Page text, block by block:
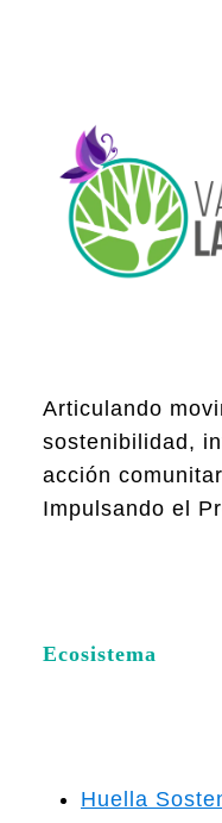
Articulando
sostenibilidad,
acción
Impulsando el
Ecosistema
Huella